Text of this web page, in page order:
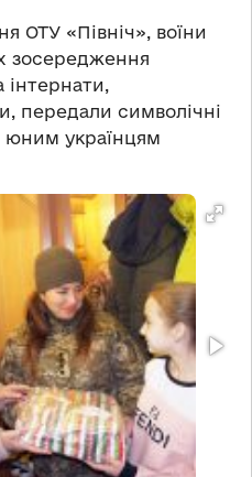
ОТУ «Північ», воїни
зосередження
інтернати,
передали символічні
юним українцям